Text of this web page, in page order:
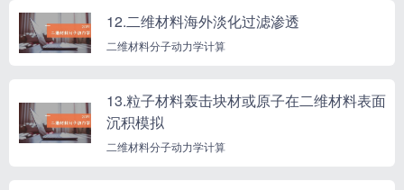
12.二维材料海外淡化过滤渗透
二维材料分子动力学计算
13.粒子材料轰击块材或原子在二维材料表面
沉积模拟
二维材料分子动力学计算